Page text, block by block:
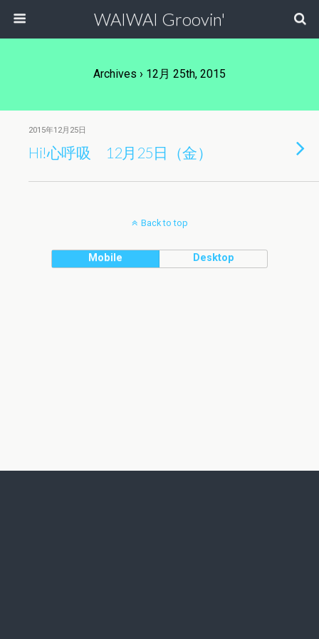
WAIWAI Groovin'
Archives › 12月 25th, 2015
2015年12月25日
Hi!心呼吸 12月25日（金）
Back to top
Mobile Desktop